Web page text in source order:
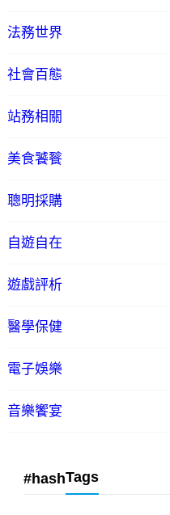
法務世界
社會百態
站務相關
美食饕餮
聰明採購
自遊自在
遊戲評析
醫學保健
電子娛樂
音樂饗宴
#hashTags